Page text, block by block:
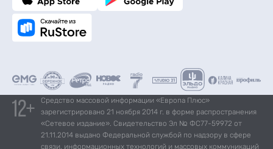
Средство массовой информации «Европа Плюс»
зарегистрировано 21 ноября 2014 г. в форме распространения
«Сетевое издание». Свидетельство Эл № ФС77-59972 от
21.11.2014 выдано Федеральной службой по надзору в сфере
связи, информационных технологий и массовых коммуникаций